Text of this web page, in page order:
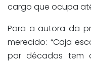
cargo que ocupa
Para a autora da
merecido: “Caja
por décadas tem